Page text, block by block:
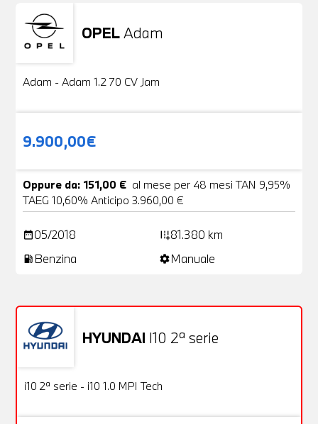
OPELAdam
Usato
Adam - Adam 1.2 70 CV Jam
9.900,00€
Oppure da: 151,00 € al mese per 48 mesi TAN 9,95%
TAEG 10,60% Anticipo 3.960,00 €
date_range05/2018 add_road81.380 km
local_gas_station Benzina settingsManuale
HYUNDAI I10 2ª serie
OFFERTA
Usato
i10 2ª serie - i10 1.0 MPI Tech